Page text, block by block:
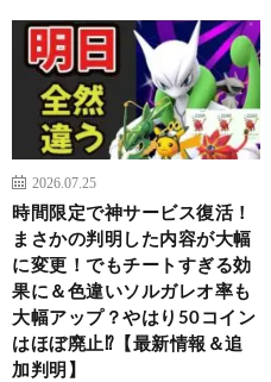
2026.07.25
時間限定で神サービス復活！
まさかの判明した内容が大幅
に変更！でもチートすぎる効
果に＆色違いソルガレオ率も
大幅アップ？やはり50コイン
はほぼ廃止⁉【最新情報＆追
加判明】